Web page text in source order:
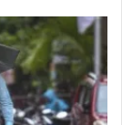
प्रशासन का
प्रशासन ने साफ
नहीं दी
नजर रखनी